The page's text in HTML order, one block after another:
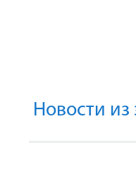
Новости из